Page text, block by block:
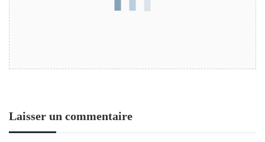
Laisser un commentaire